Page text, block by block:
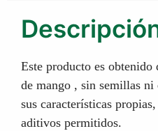
Este producto es
de mango , sin semillas ni
sus características
aditivos permitidos.